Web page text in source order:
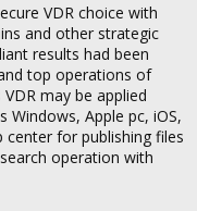
VDR choice with
and other strategic
results had been
top operations of
may be applied
Windows, Apple pc, iOS,
center for publishing files
operation with